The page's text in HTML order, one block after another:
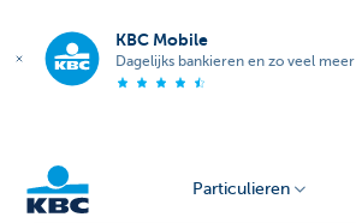
KBC Mobile
Dagelijks bankieren en zo veel meer
Particulieren